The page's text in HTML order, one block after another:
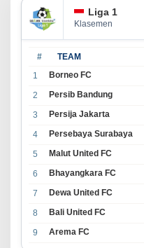
Liga 1
Klasemen
# TEAM
1 Borneo FC
2
Persib Bandung
3
Persija Jakarta
4
Persebaya Surabaya
5
Malut United FC
6
Bhayangkara FC
7
Dewa United FC
8
Bali United FC
9
Arema FC